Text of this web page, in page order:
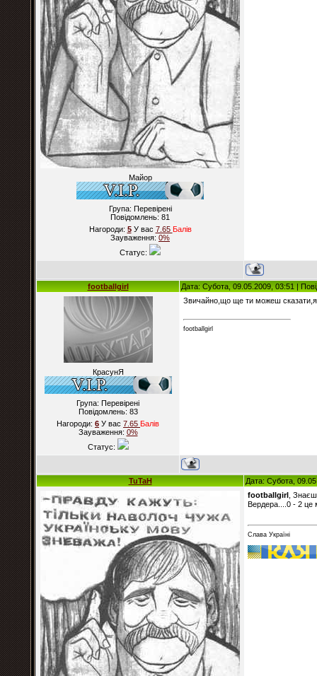
Майор
Група: Перевірені
Повідомлень: 81
Нагороди: 5У вас 7.65 Балiв
Зауваження: 0%
Статус:
footballgirl Дата: Субота, 09.05.2009, 03:51 |
КрасунЯ
Група: Перевірені
Повідомлень: 83
Нагороди: 6 У вас 7.65 Балiв
Зауваження: 0%
Статус:
Звичайно,що ще ти можеш
footballgirl
TuTaH
Дата: Субота,
footballgirl ,
Вердера....0 - 2 це
Слава Україні